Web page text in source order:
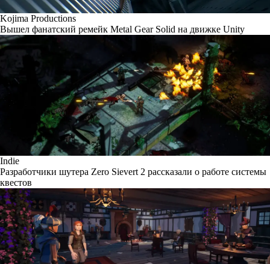
Kojima Productions
Вышел фанатский ремейк Metal Gear Solid на движке Unity
Indie
Разработчики шутера Zero Sievert 2 рассказали о работе системы
квестов